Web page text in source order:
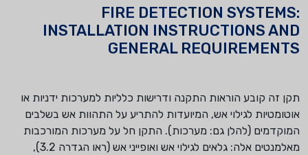
FIRE DETECTION SYSTEMS:
INSTALLATION INSTRUCTIONS AND
GENERAL REQUIREMENTS
תקן זה קובע הוראות התקנה ודרישות כלליות למערכות ידניות או
אוטומטיות לגילוי אש, המיועדות להתריע על התהוות אש בשלבים
המוקדמים (להלן גם: מערכות). התקן חל על מערכות המורכבות
מאלמנטים אלה: גלאים לגילוי אש ואופייני אש (ראו הגדרה 3.2),